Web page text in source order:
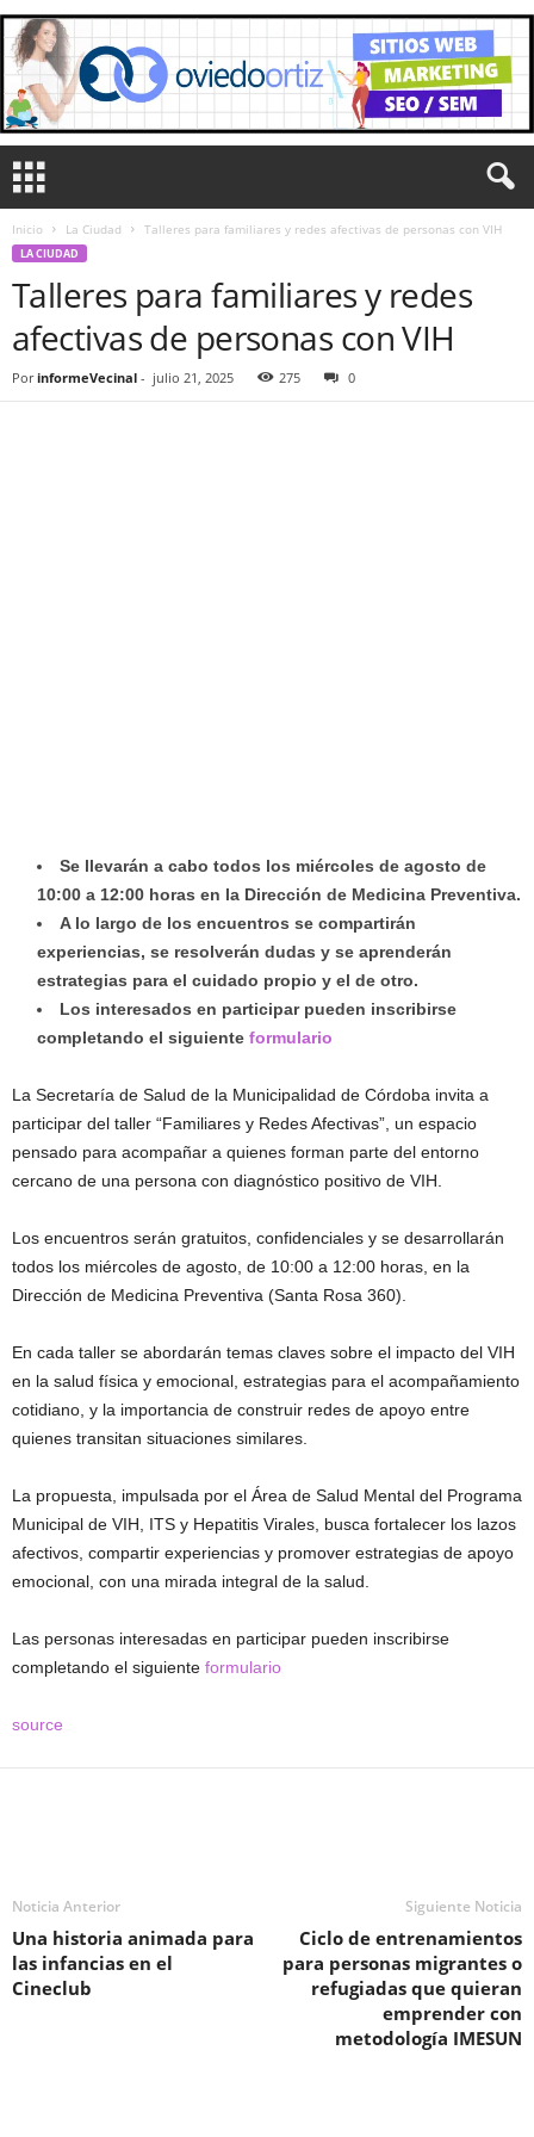
Inicio La Ciudad Talleres para familiares y redes afectivas de personas con VIH
LA CIUDAD
Talleres para familiares y redes
afectivas de personas con VIH
Por informeVecinal - julio 21, 2025 275 0
Se llevarán a cabo todos los miércoles de agosto de
10:00 a 12:00 horas en la Dirección de Medicina Preventiva.
A lo largo de los encuentros se compartirán
experiencias, se resolverán dudas y se aprenderán
estrategias para el cuidado propio y el de otro.
Los interesados en participar pueden inscribirse
completando el siguiente formulario
La Secretaría de Salud de la Municipalidad de Córdoba invita a
participar del taller “Familiares y Redes Afectivas”, un espacio
pensado para acompañar a quienes forman parte del entorno
cercano de una persona con diagnóstico positivo de VIH.
Los encuentros serán gratuitos, confidenciales y se desarrollarán
todos los miércoles de agosto, de 10:00 a 12:00 horas, en la
Dirección de Medicina Preventiva (Santa Rosa 360).
En cada taller se abordarán temas claves sobre el impacto del VIH
en la salud física y emocional, estrategias para el acompañamiento
cotidiano, y la importancia de construir redes de apoyo entre
quienes transitan situaciones similares.
La propuesta, impulsada por el Área de Salud Mental del Programa
Municipal de VIH, ITS y Hepatitis Virales, busca fortalecer los lazos
afectivos, compartir experiencias y promover estrategias de apoyo
emocional, con una mirada integral de la salud.
Las personas interesadas en participar pueden inscribirse
completando el siguiente formulario
source
Noticia Anterior
Una historia animada para
las infancias en el
Cineclub
Siguiente Noticia
Ciclo de entrenamientos
para personas migrantes o
refugiadas que quieran
emprender con
metodología IMESUN